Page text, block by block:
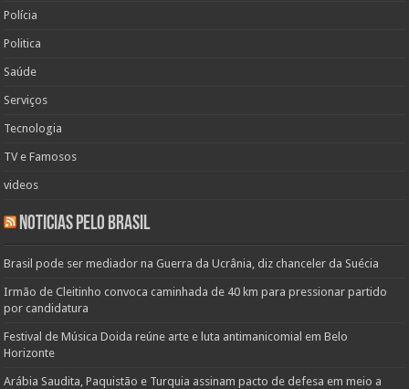
Polícia
Politica
Saúde
Serviços
Tecnologia
TV e Famosos
videos
Noticias pelo Brasil
Brasil pode ser mediador na Guerra da Ucrânia, diz chanceler da Suécia
Irmão de Cleitinho convoca caminhada de 40 km para pressionar partido
por candidatura
Festival de Música Doida reúne arte e luta antimanicomial em Belo
Horizonte
Arábia Saudita, Paquistão e Turquia assinam pacto de defesa em meio a